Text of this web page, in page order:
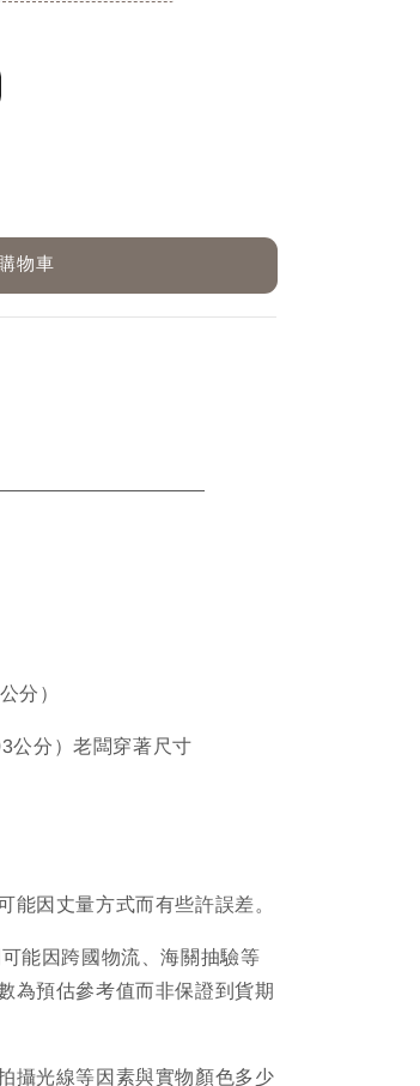
物車
分）
公分）老闆穿著尺寸
能因丈量方式而有些許誤差。
能因跨國物流、海關抽驗等
為預估參考值而非保證到貨期
攝光線等因素與實物顏色多少